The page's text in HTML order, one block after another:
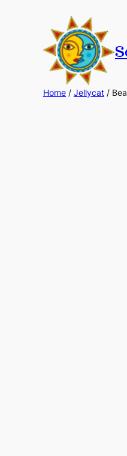
Home / Jellycat /